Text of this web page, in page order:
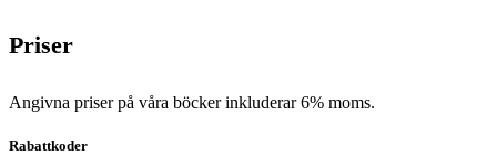
Priser
Angivna priser på våra böcker inkluderar 6% moms.
Rabattkoder